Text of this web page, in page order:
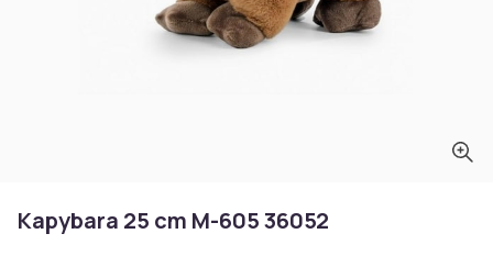
Kapybara 25 cm M-605 36052